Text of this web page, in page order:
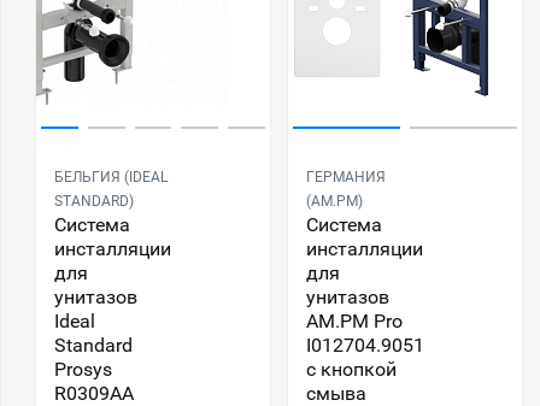
БЕЛЬГИЯ (IDEAL
STANDARD)
Система
инсталляции
для
унитазов
Ideal
Standard
Prosys
R0309AA
ГЕРМАНИЯ
(AM.PM)
Система
инсталляции
для
унитазов
AM.PM Pro
I012704.9051
с кнопкой
смыва